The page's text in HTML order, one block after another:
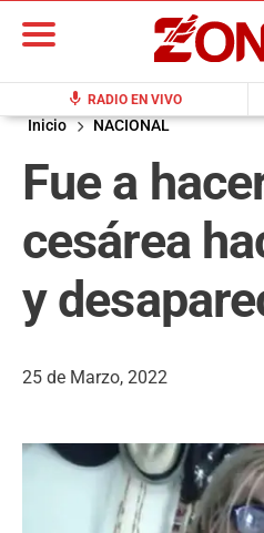
mic RADIO EN VIVO
Inicio NACIONAL
Fue a
cesárea
y
25 de Marzo, 2022